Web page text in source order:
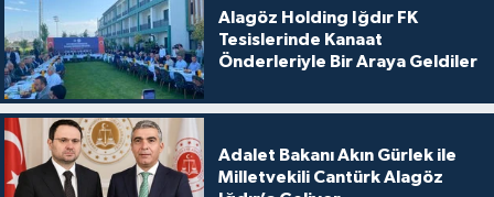
Alagöz Holding Iğdır FK
Tesislerinde Kanaat
Önderleriyle Bir Araya Geldiler
Adalet Bakanı Akın Gürlek ile
Milletvekili Cantürk Alagöz